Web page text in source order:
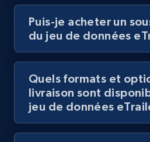
Puis-je acheter un
du jeu de données
Quels formats et
livraison sont
jeu de données